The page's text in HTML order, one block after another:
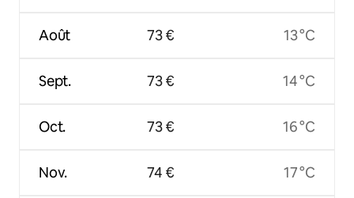
Août
Sept.
Oct.
Nov.
73 €
73 €
73 €
74 €
13 °C
14 °C
16 °C
17 °C